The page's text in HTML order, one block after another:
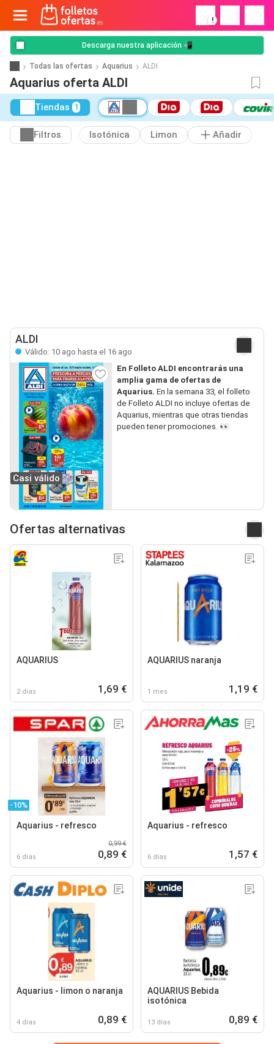
!
Descarga nuestra aplicación 📲
Todas las ofertas Aquarius ALDI
Aquarius oferta ALDI
Tiendas 1
Filtros Isotónica Limon Añadir
ALDI
Válido: 10 ago hasta el 16 ago
Casi válido
En Folleto ALDI encontrarás una
amplia gama de ofertas de
Aquarius. En la semana 33, el folleto
de Folleto ALDI no incluye ofertas de
Aquarius, mientras que otras tiendas
pueden tener promociones. 👀
Ofertas alternativas
AQUARIUS
2 días 1,69 €
AQUARIUS naranja
1 mes 1,19 €
-10%
Aquarius - refresco
6 días
0,99 €
0,89 €
Aquarius - refresco
6 días 1,57 €
Aquarius - limon o naranja
4 días 0,89 €
AQUARIUS Bebida
isotónica
13 días 0,89 €